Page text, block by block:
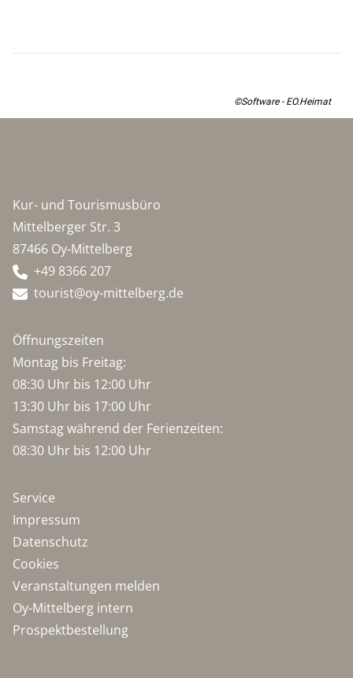
©Software - EO.Heimat
Kur- und Tourismusbüro
Mittelberger Str. 3
87466 Oy-Mittelberg
+49 8366 207
tourist@oy-mittelberg.de
Öffnungszeiten
Montag bis Freitag:
08:30 Uhr bis 12:00 Uhr
13:30 Uhr bis 17:00 Uhr
Samstag während der Ferienzeiten:
08:30 Uhr bis 12:00 Uhr
Service
Impressum
Datenschutz
Cookies
Veranstaltungen melden
Oy-Mittelberg intern
Prospektbestellung